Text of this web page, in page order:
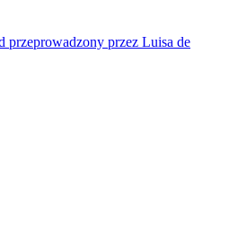
przeprowadzony przez Luisa de